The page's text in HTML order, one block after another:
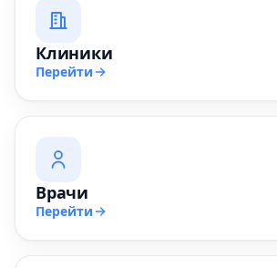
Клиники
Перейти
Врачи
Перейти